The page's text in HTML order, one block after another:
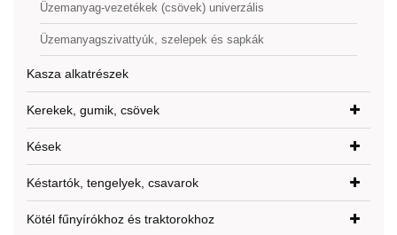
Üzemanyag-vezetékek (csövek) univerzális
Üzemanyagszivattyúk, szelepek és sapkák
Kasza alkatrészek
Kerekek, gumik, csövek
Kések
Késtartók, tengelyek, csavarok
Kötél fűnyírókhoz és traktorokhoz